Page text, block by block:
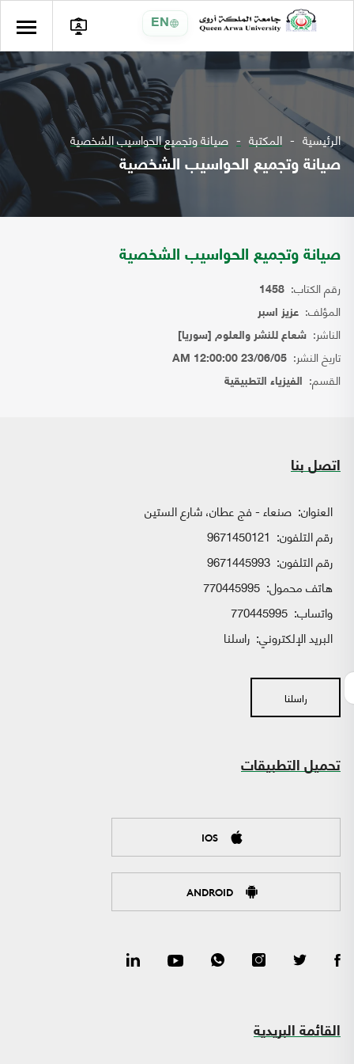
EN
الرئيسية المكتبة صيانة وتجميع الحواسيب الشخصية
صيانة وتجميع الحواسيب الشخصية
صيانة وتجميع الحواسيب الشخصية
رقم الكتاب: 1458
المؤلف: عزيز اسبر
الناشر: شعاع للنشر والعلوم [سوريا]
تاريخ النشر: 23/06/05 12:00:00 AM
القسم: الفيزياء التطبيقية
اتصل بنا
العنوان: صنعاء - فج عطان، شارع الستين
رقم التلفون: 9671450121
رقم التلفون: 9671445993
هاتف محمول: 770445995
واتساب:
البريد الإلكتروني: راسلنا
راسلنا
تحميل التطبيقات
IOS
ANDROID
القائمة البريدية